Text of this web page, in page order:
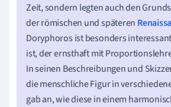
Zeit, sondern legten auch den
der römischen und späteren
Doryphoros ist besonders
ist, der ernsthaft mit
In seinen Beschreibungen und
die menschliche Figur in
gab an, wie diese in einem